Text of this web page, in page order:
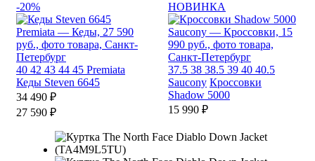
-20%
40 42 43 44 45 Premiata
Кеды Steven 6645
34 490 ₽
27 590 ₽
НОВИНКА
37.5 38 38.5 39 40 40.5
Saucony Кроссовки
Shadow 5000
15 990 ₽